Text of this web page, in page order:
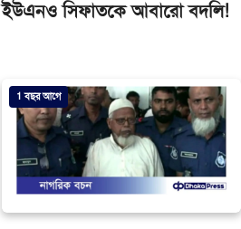
ইউএনও সিফাতকে আবারো বদলি!
1 বছর আগে